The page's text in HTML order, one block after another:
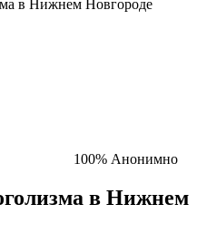
в Нижнем Новгороде
100% Анонимно
в Нижнем